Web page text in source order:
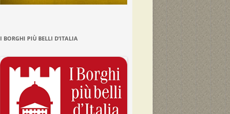
I BORGHI PIÙ BELLI D’ITALIA